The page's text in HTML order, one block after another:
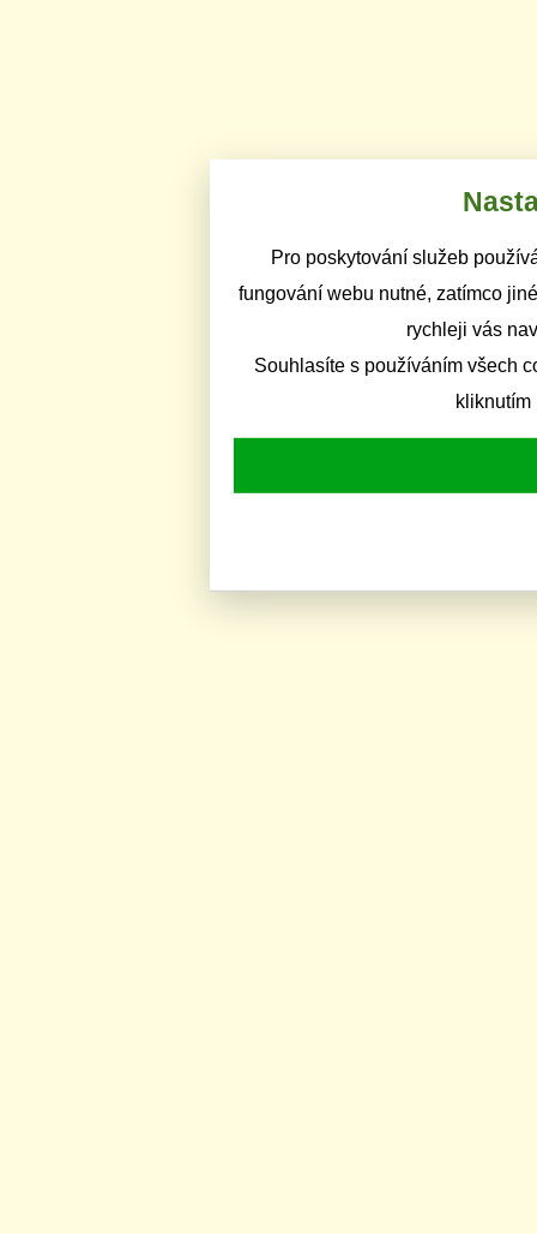
Pro poskytování služeb
fungování webu nutné, zatímco
rychleji vás
Souhlasíte s používáním všech
kliknutím